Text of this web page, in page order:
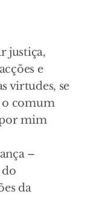
justiça,
e
virtudes, se
o comum
por mim
–
da